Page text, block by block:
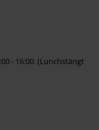
- 16:00. (Lunchstängt